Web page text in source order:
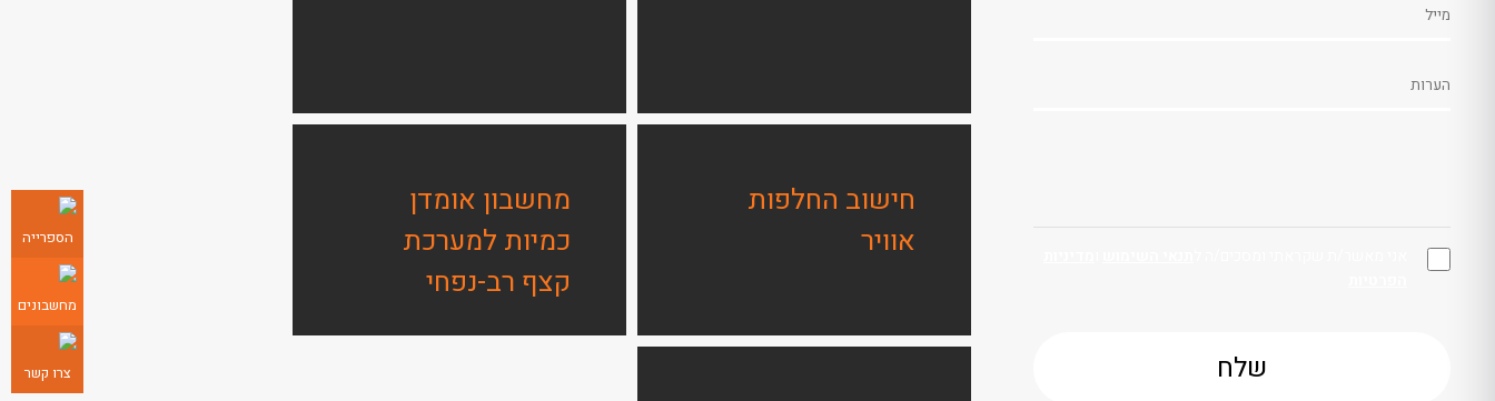
חישוב החלפות
אוויר
מחשבון אומדן
כמיות למערכת
קצף רב-נפחי
הספרייה
מחשבונים
צרו קשר